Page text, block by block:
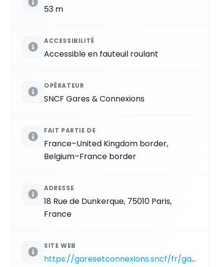
53 m
ACCESSIBILITÉ
Accessible en fauteuil roulant
OPÉRATEUR
SNCF Gares & Connexions
FAIT PARTIE DE
France–United Kingdom border,
Belgium–France border
ADRESSE
18 Rue de Dunkerque, 75010 Paris,
France
SITE WEB
https://garesetconnexions.sncf/fr/gare/frpno/paris-gare-du-nord